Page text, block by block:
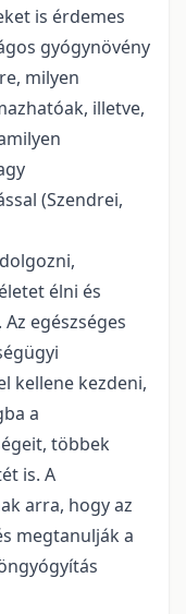
is érdemes
gyógynövény
milyen
illetve,
(Szendrei,
élni és
egészséges
kellene kezdeni,
a
többek
is. A
arra, hogy az
megtanulják a